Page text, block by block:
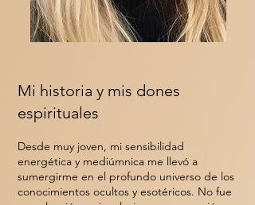
Mi historia y mis dones
espirituales
Desde muy joven, mi sensibilidad
energética y mediúmnica me llevó a
sumergirme en el profundo universo de los
conocimientos ocultos y esotéricos. No fue